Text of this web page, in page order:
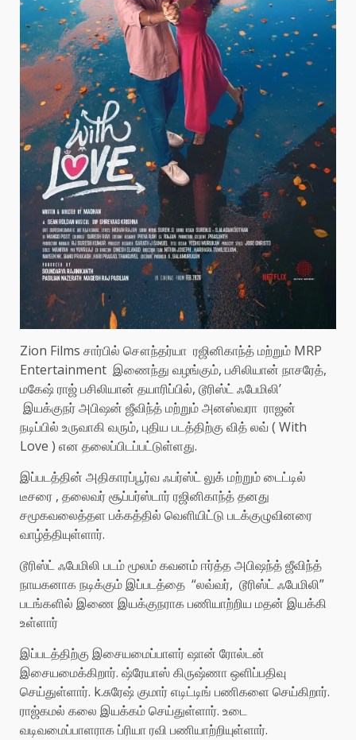
Zion Films சார்பில் சௌந்தர்யா ரஜினிகாந்த் மற்றும் MRP
Entertainment இணைந்து வழங்கும், பசிலியான் நாசரேத்,
மகேஷ் ராஜ் பசிலியான் தயாரிப்பில், டூரிஸ்ட் ஃபேமிலி’
இயக்குநர் அபிஷன் ஜீவிந்த் மற்றும் அனஸ்வரா ராஜன்
நடிப்பில் உருவாகி வரும், புதிய படத்திற்கு வித் லவ் ( With
Love ) என தலைப்பிடப்பட்டுள்ளது.
இப்படத்தின் அதிகாரப்பூர்வ ஃபர்ஸ்ட் லுக் மற்றும் டைட்டில்
டீசரை , தலைவர் சூப்பர்ஸ்டார் ரஜினிகாந்த் தனது
சமூகவலைத்தள பக்கத்தில் வெளியிட்டு படக்குழுவினரை
வாழ்த்தியுள்ளார்.
டூரிஸ்ட் ஃபேமிலி படம் மூலம் கவனம் ஈர்த்த அபிஷந்த் ஜீவிந்த்
நாயகனாக நடிக்கும் இப்படத்தை “லவ்வர், டூரிஸ்ட் ஃபேமிலி”
படங்களில் இணை இயக்குநராக பணியாற்றிய மதன் இயக்கி
உள்ளார்
இப்படத்திற்கு இசையமைப்பாளர் ஷான் ரோல்டன்
இசையமைக்கிறார். ஷ்ரேயாஸ் கிருஷ்ணா ஒளிப்பதிவு
செய்துள்ளார். k.சுரேஷ் குமார் எடிட்டிங் பணிகளை செய்கிறார்.
ராஜ்கமல் கலை இயக்கம் செய்துள்ளார். உடை
வடிவமைப்பாளராக ப்ரியா ரவி பணியாற்றியுள்ளார்.